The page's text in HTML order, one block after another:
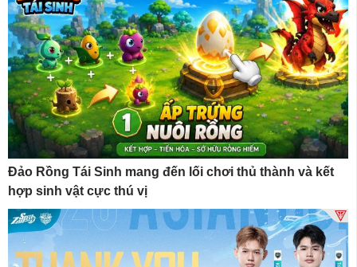
Đảo Rồng Tái Sinh mang đến lối chơi thủ thành và kết
hợp sinh vật cực thú vị